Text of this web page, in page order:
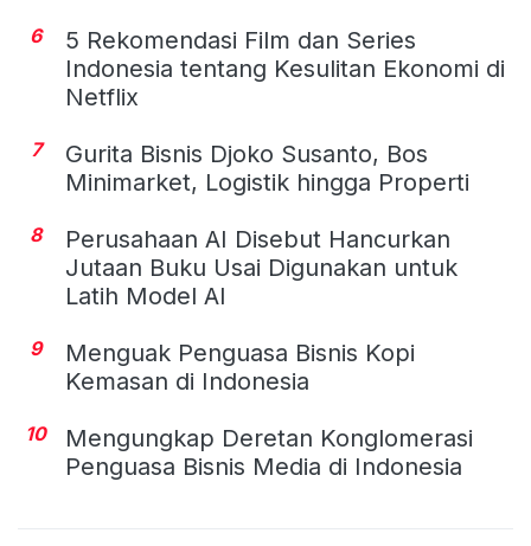
6
5 Rekomendasi Film dan Series
Indonesia tentang Kesulitan Ekonomi di
Netflix
7
Gurita Bisnis Djoko Susanto, Bos
Minimarket, Logistik hingga Properti
8
Perusahaan AI Disebut Hancurkan
Jutaan Buku Usai Digunakan untuk
Latih Model AI
9
Menguak Penguasa Bisnis Kopi
Kemasan di Indonesia
10
Mengungkap Deretan Konglomerasi
Penguasa Bisnis Media di Indonesia